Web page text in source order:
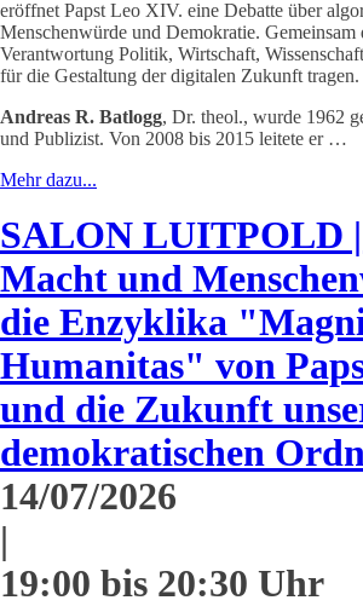
eröffnet Papst Leo XIV. eine Debatte über
Menschenwürde und Demokratie.
Verantwortung Politik, Wirtschaft,
für die Gestaltung der digitalen Zukunft tragen.
Andreas R. Batlogg, Dr. theol., wurde 1962
und Publizist. Von 2008 bis 2015 leitete er …
Mehr dazu...
SALON LUITPOLD
Macht und
die Enzyklika
Humanitas" von
und die Zukunft
demokratischen
14/07/2026
|
19:00 bis 20:30 Uhr